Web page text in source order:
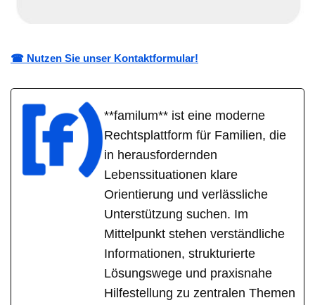
☎ Nutzen Sie unser Kontaktformular!
**familum** ist eine moderne
Rechtsplattform für Familien, die
in herausfordernden
Lebenssituationen klare
Orientierung und verlässliche
Unterstützung suchen. Im
Mittelpunkt stehen verständliche
Informationen, strukturierte
Lösungswege und praxisnahe
Hilfestellung zu zentralen Themen